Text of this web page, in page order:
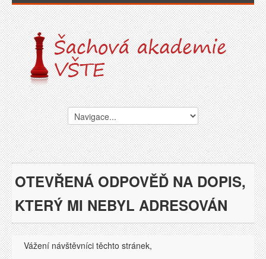
OTEVŘENÁ ODPOVĚĎ NA DOPIS,
KTERÝ MI NEBYL ADRESOVÁN
Vážení návštěvníci těchto stránek,